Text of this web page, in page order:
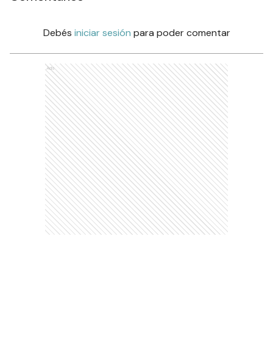
Debés iniciar sesión para poder comentar
Ads